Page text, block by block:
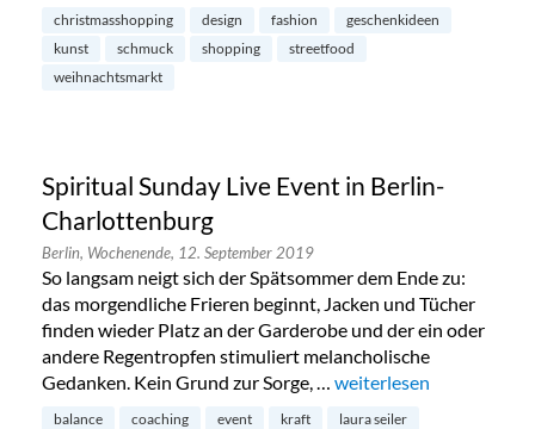
christmasshopping design fashion
geschenkideen
kunst
schmuck shopping
streetfood
weihnachtsmarkt
Spiritual Sunday Live Event in Berlin-
Charlottenburg
Berlin, Wochenende, 12. September 2019
So langsam neigt sich der Spätsommer dem Ende zu:
das morgendliche Frieren beginnt, Jacken und Tücher
finden wieder Platz an der Garderobe und der ein oder
andere Regentropfen stimuliert melancholische
Gedanken. Kein Grund zur Sorge, … „Spiritual Sunday Live
weiterlesen
balance coaching event kraft
laura seiler